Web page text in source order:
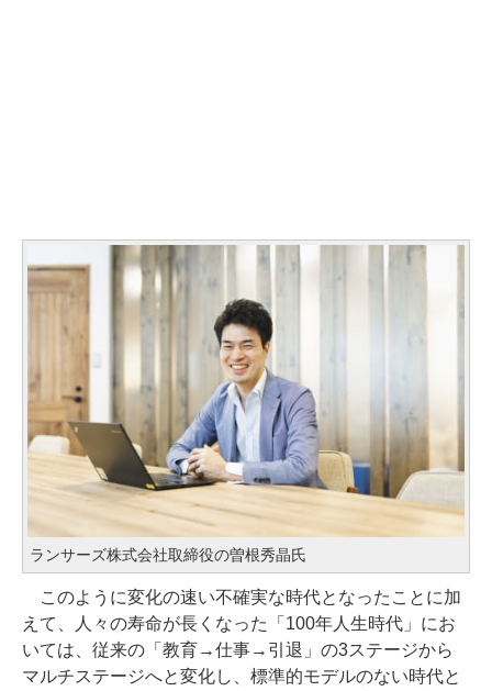
ランサーズ株式会社取締役の曽根秀晶氏
このように変化の速い不確実な時代となったことに加
えて、人々の寿命が長くなった「100年人生時代」にお
いては、従来の「教育→仕事→引退」の3ステージから
マルチステージへと変化し、標準的モデルのない時代と